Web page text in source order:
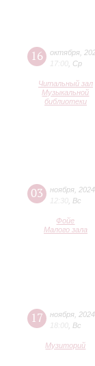
16 октября
17:00 Ср
Читальный зал
Музыкальной
библиотеки
03 ноября 2024
12:30 Вс
Фойе
Малого зала
17 ноября 2024
18:00 Вс
Музиторий